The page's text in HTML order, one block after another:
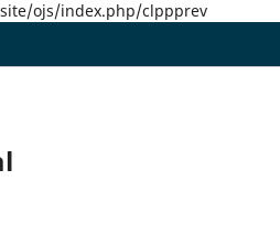
ojs/index.php/clppprev